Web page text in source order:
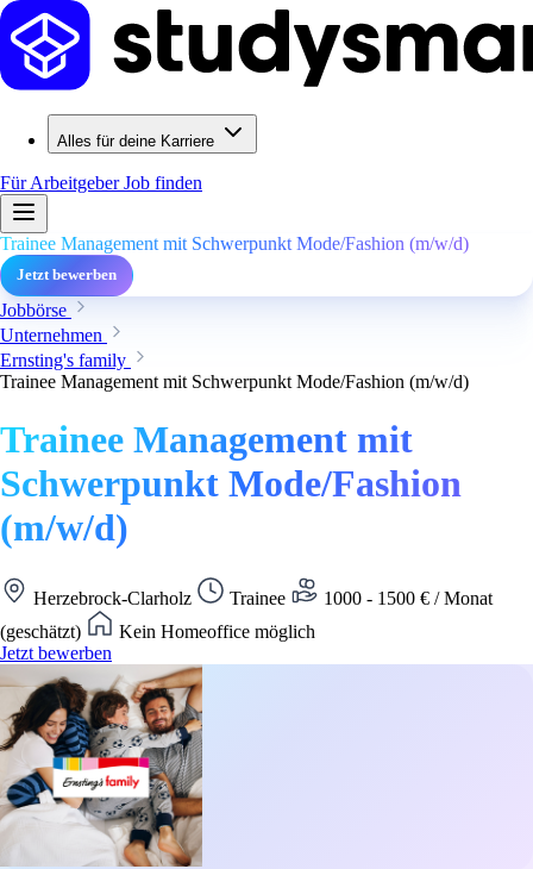
Alles für deine Karriere
Für ArbeitgeberJob finden
Trainee Management mit Schwerpunkt Mode/Fashion (m/w/d)
Jetzt bewerben
Jobbörse
Unternehmen
Ernsting's family
Trainee Management mit Schwerpunkt Mode/Fashion (m/w/d)
Trainee Management mit
Schwerpunkt Mode/Fashion
(m/w/d)
Herzebrock-Clarholz Trainee
1000 - 1500 € / Monat
(geschätzt)
Kein Homeoffice möglich
Jetzt bewerben